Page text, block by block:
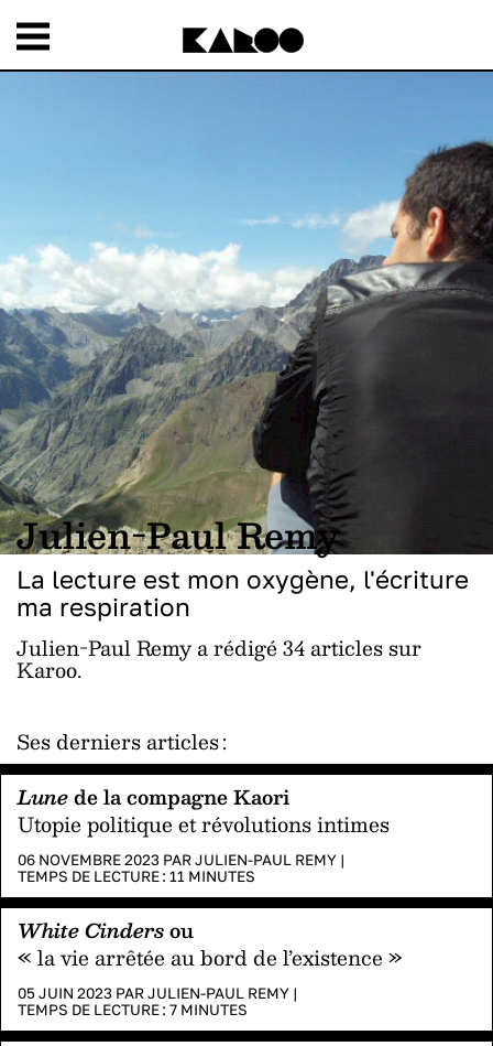
Julien-Paul Remy
La lecture est mon oxygène, l'écriture
ma respiration
Julien-Paul Remy a rédigé 34 articles sur
Karoo.
Ses derniers articles :
Lunede la compagne Kaori
Utopie politique et révolutions intimes
06 NOVEMBRE 2023 PARJULIEN-PAUL REMY |
TEMPS DE LECTURE : 11 MINUTES
White Cindersou
« la vie arrêtée au bord de l’existence »
05 JUIN 2023 PARJULIEN-PAUL REMY |
TEMPS DE LECTURE : 7 MINUTES